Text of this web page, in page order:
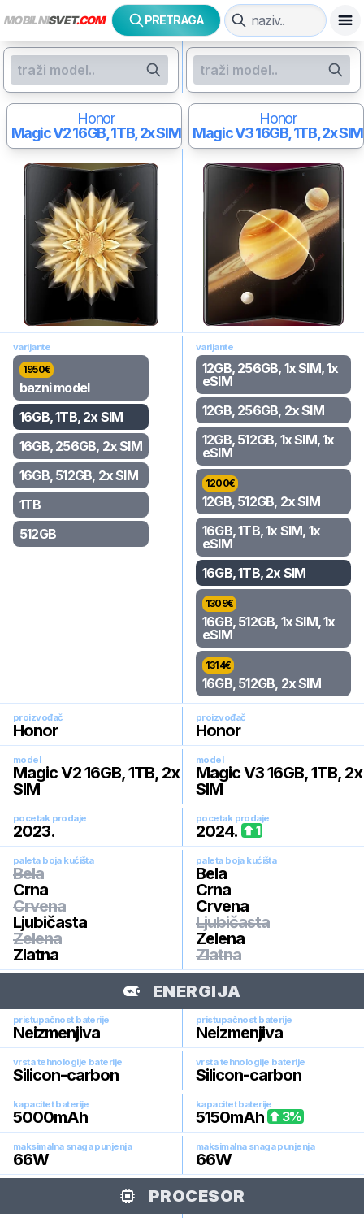
MOBILNISVET.COM PRETRAGA
Honor
Magic V216GB, 1TB, 2x SIM
Honor
Magic V316GB, 1TB, 2x SIM
varijante
1950€
bazni model
16GB, 1TB, 2x SIM
16GB, 256GB, 2x SIM
16GB, 512GB, 2x SIM
1TB
512GB
varijante
12GB, 256GB, 1x SIM, 1x
eSIM
12GB, 256GB, 2x SIM
12GB, 512GB, 1x SIM, 1x
eSIM
1200€
12GB, 512GB, 2x SIM
16GB, 1TB, 1x SIM, 1x
eSIM
16GB, 1TB, 2x SIM
1309€
16GB, 512GB, 1x SIM, 1x
eSIM
1314€
16GB, 512GB, 2x SIM
proizvođač
Honor
proizvođač
Honor
model
Magic V2 16GB, 1TB, 2x
SIM
model
Magic V3 16GB, 1TB, 2x
SIM
pocetak prodaje
2023.
pocetak prodaje
2024. 1
paleta boja kućišta
Bela
Crna
Crvena
Ljubičasta
Zelena
Zlatna
paleta boja kućišta
Bela
Crna
Crvena
Ljubičasta
Zelena
Zlatna
ENERGIJA
pristupačnost baterije
Neizmenjiva
pristupačnost baterije
Neizmenjiva
vrsta tehnologije baterije
Silicon-carbon
vrsta tehnologije baterije
Silicon-carbon
kapacitet baterije
5000mAh
kapacitet baterije
5150mAh 3%
maksimalna snaga punjenja
66W
maksimalna snaga punjenja
66W
PROCESOR